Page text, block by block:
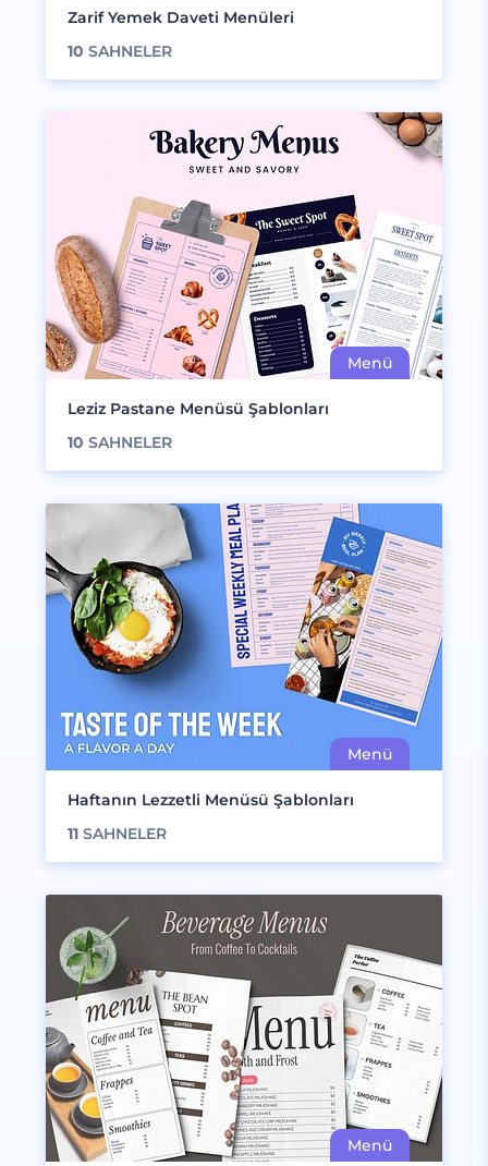
Zarif Yemek Daveti Menüleri
10 SAHNELER
Leziz Pastane Menüsü Şablonları
10 SAHNELER
Haftanın Lezzetli Menüsü Şablonları
11 SAHNELER